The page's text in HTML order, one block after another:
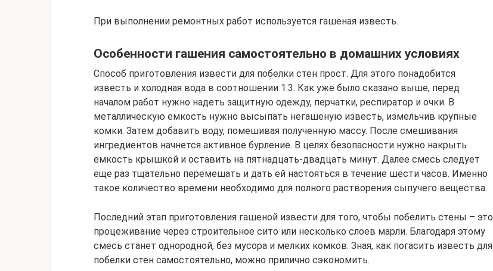
При выполнении ремонтных работ используется гашеная известь.
Особенности гашения самостоятельно в домашних условиях
Способ приготовления извести для побелки стен прост. Для этого понадобится
известь и холодная вода в соотношении 1:3. Как уже было сказано выше, перед
началом работ нужно надеть защитную одежду, перчатки, респиратор и очки. В
металлическую емкость нужно высыпать негашеную известь, измельчив крупные
комки. Затем добавить воду, помешивая полученную массу. После смешивания
ингредиентов начнется активное бурление. В целях безопасности нужно накрыть
емкость крышкой и оставить на пятнадцать-двадцать минут. Далее смесь следует
еще раз тщательно перемешать и дать ей настояться в течение шести часов. Именно
такое количество времени необходимо для полного растворения сыпучего вещества.
Последний этап приготовления гашеной извести для того, чтобы побелить стены – это
процеживание через строительное сито или несколько слоев марли. Благодаря этому
смесь станет однородной, без мусора и мелких комков. Зная, как погасить известь для
побелки стен самостоятельно, можно прилично сэкономить.